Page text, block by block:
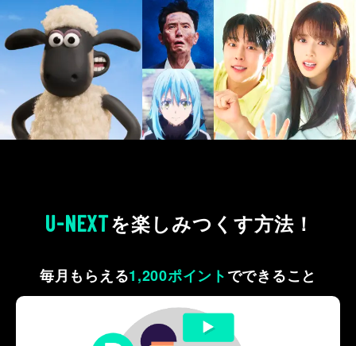
U-NEXTを楽しみつくす方法！
毎月もらえる1,200ポイントでできること